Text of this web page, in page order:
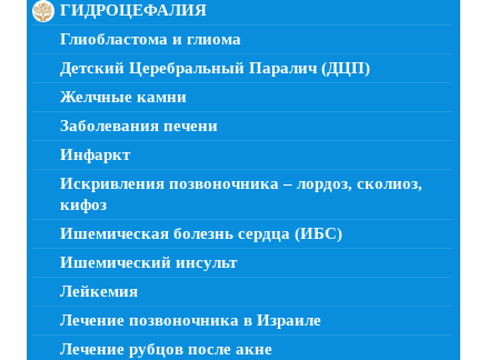
ГИДРОЦЕФАЛИЯ
Глиобластома и глиома
Детский Церебральный Паралич (ДЦП)
Желчные камни
Заболевания печени
Инфаркт
Искривления позвоночника – лордоз, сколиоз,
кифоз
Ишемическая болезнь сердца (ИБС)
Ишемический инсульт
Лейкемия
Лечение позвоночника в Израиле
Лечение рубцов после акне